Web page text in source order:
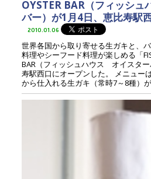
OYSTER BAR（フィッシ
バー）が1月4日、恵比寿駅
2010.01.06
世界各国から取り寄せる生ガキと、
料理やシーフード料理が楽しめる「
BAR（フィッシュハウス オイスタ
寿駅西口にオープンした。 メニュー
から仕入れる生ガキ（常時7～8種）